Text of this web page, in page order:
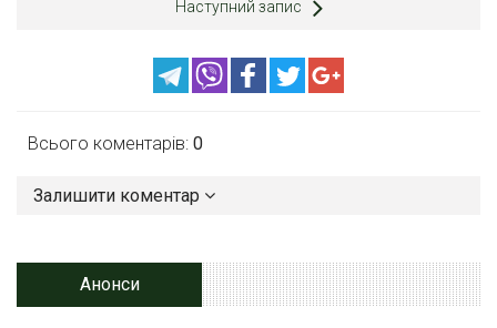
Наступний запис
Всього коментарів: 0
Залишити коментар
Анонси